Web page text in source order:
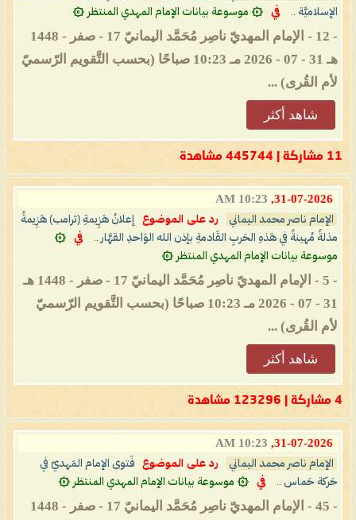
الإسلاميَّة ..
في ۞ موسوعة بيانات الإمام المهدي المنتظر ۞
- 12 - الإمام المهديّ ناصِر مُحَمَّد اليمانيّ 17 - صفر - 1448
هـ 31 - 07 - 2026 مـ 10:23 صباحًا (بحسب التَّقويم الرّسميّ
لأم القُرى) ...
شاهد أكثر
11 مشاركة | 445744 مشاهدة
31-07-2026,
10:23 AM
الإمام ناصر محمد اليماني رد على الموضوع
إعلانُ هَزِيمةِ (ترامب) هَزِيمةً
مذلةً مُهينةً في هَذهِ الحَربِ القَادمةِ بإذن الله الوَاحدِ القهَّار ..
في
۞
موسوعة بيانات الإمام المهدي المنتظر ۞
- 5 - الإمام المهديّ ناصِر مُحَمَّد اليمانيّ 17 - صفر - 1448 هـ
31 - 07 - 2026 مـ 10:23 صباحًا (بحسب التَّقويم الرّسميّ
لأم القُرى) ...
شاهد أكثر
4 مشاركة | 123296 مشاهدة
31-07-2026,
10:23 AM
الإمام ناصر محمد اليماني رد على الموضوع
فَتوى الإمام المَهديّ في
حَركة حَماس ..
في ۞ موسوعة بيانات الإمام المهدي المنتظر ۞
- 45 - الإمام المهديّ ناصِر مُحَمَّد اليمانيّ 17 - صفر - 1448